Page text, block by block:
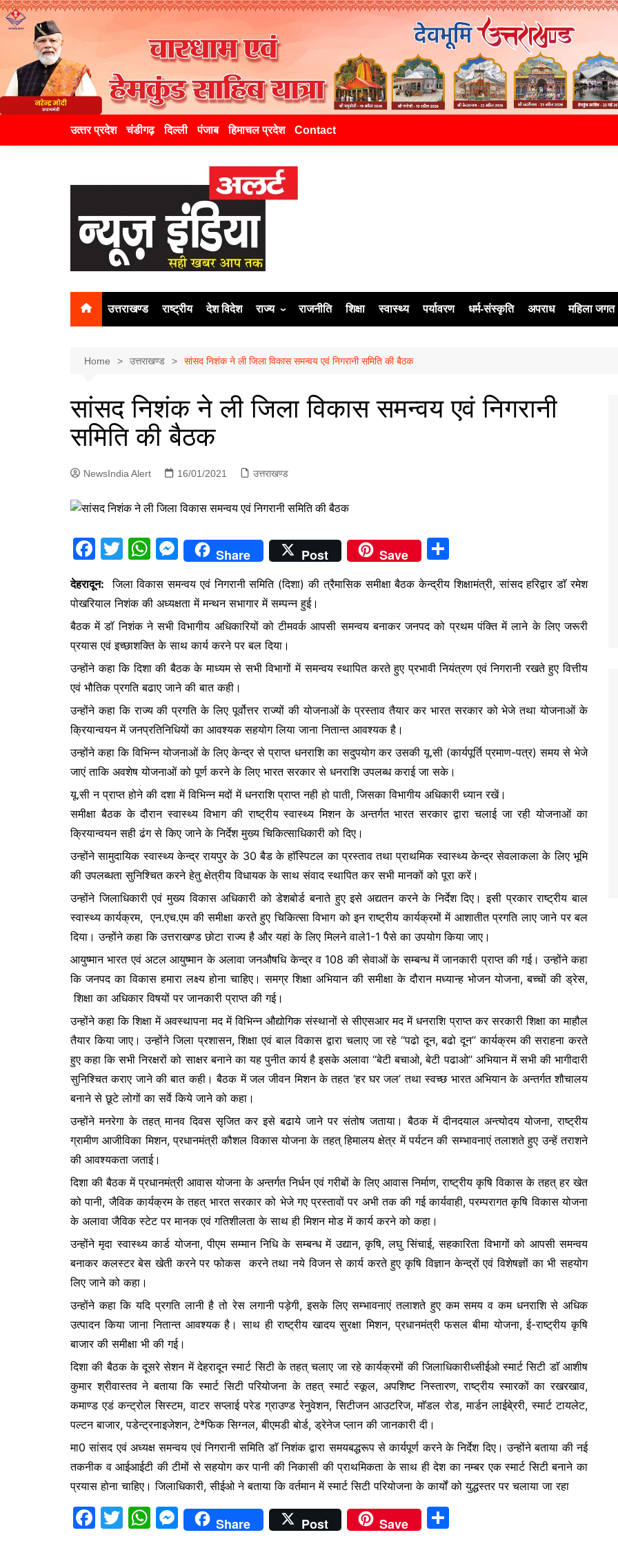
उत्‍तर प्रदेश चंडीगढ़ दिल्ली पंजाब हिमाचल प्रदेश Contact
उत्तराखण्ड राष्ट्रीय देश विदेश राज्य
दिल्ली
पंजाब
राजनीति शिक्षा स्वास्थ्य पर्यावरण धर्म-संस्कृति अपराध महिला जगत
Home उत्तराखण्ड सांसद निशंक ने ली जिला विकास समन्वय एवं निगरानी समिति की बैठक
सांसद निशंक ने ली जिला विकास समन्वय एवं निगरानी
समिति की बैठक
NewsIndia Alert 16/01/2021 उत्तराखण्ड
F
c
e
b
o
o
k
T
itt
er
W
at
s
A
p
p
M
e
s
s
e
n
g
er
Share Post Save
ar
देहरादून: जिला विकास समन्वय एवं निगरानी समिति (दिशा) की त्रैमासिक समीक्षा बैठक केन्द्रीय शिक्षामंत्री, सांसद हरिद्वार डाॅ रमेश
पोखरियाल निशंक की अध्यक्षता में मन्थन सभागार में सम्पन्न हुई।
बैठक में डाॅ निशंक ने सभी विभागीय अधिकारियों को टीमवर्क आपसी समन्वय बनाकर जनपद को प्रथम पंक्ति में लाने के लिए जरूरी
प्रयास एवं इच्छाशक्ति के साथ कार्य करने पर बल दिया।
उन्होंने कहा कि दिशा की बैठक के माध्यम से सभी विभागों में समन्वय स्थापित करते हुए प्रभावी नियंत्रण एवं निगरानी रखते हुए वित्तीय
एवं भौतिक प्रगति बढाए जाने की बात कही।
उन्होंने कहा कि राज्य की प्रगति के लिए पूर्वोत्तर राज्यों की योजनाओं के प्रस्ताव तैयार कर भारत सरकार को भेजे तथा योजनाओं के
क्रियान्वयन में जनप्रतिनिधियों का आवश्यक सहयोग लिया जाना नितान्त आवश्यक है।
उन्होंने कहा कि विभिन्न योजनाओं के लिए केन्द्र से प्राप्त धनराशि का सदुपयोग कर उसकी यू.सी (कार्यपूर्ति प्रमाण-पत्र) समय से भेजे
जाएं ताकि अवशेष योजनाओं को पूर्ण करने के लिए भारत सरकार से धनराशि उपलब्ध कराई जा सके।
यू.सी न प्राप्त होने की दशा में विभिन्न मदों में धनराशि प्राप्त नही हो पाती, जिसका विभागीय अधिकारी ध्यान रखें।
समीक्षा बैठक के दौरान स्वास्थ्य विभाग की राष्ट्रीय स्वास्थ्य मिशन के अन्तर्गत भारत सरकार द्वारा चलाई जा रही योजनाओं का
क्रियान्वयन सही ढंग से किए जाने के निर्देश मुख्य चिकित्साधिकारी को दिए।
उन्होंने सामुदायिक स्वास्थ्य केन्द्र रायपुर के 30 बैड के हाॅस्पिटल का प्रस्ताव तथा प्राथमिक स्वास्थ्य केन्द्र सेवलाकला के लिए भूमि
की उपलब्धता सुनिश्चित करने हेतु क्षेत्रीय विधायक के साथ संवाद स्थापित कर सभी मानकों को पूरा करें।
उन्होंने जिलाधिकारी एवं मुख्य विकास अधिकारी को डेशबोर्ड बनाते हुए इसे अद्यतन करने के निर्देश दिए। इसी प्रकार राष्ट्रीय बाल
स्वास्थ्य कार्यक्रम, एन.एच.एम की समीक्षा करते हुए चिकित्सा विभाग को इन राष्ट्रीय कार्यक्रमों में आशातीत प्रगति लाए जाने पर बल
दिया। उन्होंने कहा कि उत्तराखण्ड छोटा राज्य है और यहां के लिए मिलने वाले1-1 पैसे का उपयोग किया जाए।
आयुष्मान भारत एवं अटल आयुष्मान के अलावा जनऔषधि केन्द्र व 108 की सेवाओं के सम्बन्ध में जानकारी प्राप्त की गई। उन्होंने कहा
कि जनपद का विकास हमारा लक्ष्य होना चाहिए। समग्र शिक्षा अभियान की समीक्षा के दौरान मध्यान्ह भोजन योजना, बच्चों की ड्रेस,
शिक्षा का अधिकार विषयों पर जानकारी प्राप्त की गई।
उन्होंने कहा कि शिक्षा में अवस्थापना मद में विभिन्न औद्योगिक संस्थानों से सीएसआर मद में धनराशि प्राप्त कर सरकारी शिक्षा का माहौल
तैयार किया जाए। उन्होंने जिला प्रशासन, शिक्षा एवं बाल विकास द्वारा चलाए जा रहे ‘‘पढो दून, बढो दून’’ कार्यक्रम की सराहना करते
हुए कहा कि सभी निरक्षरों को साक्षर बनाने का यह पुनीत कार्य है इसके अलावा ‘‘बेटी बचाओ, बेटी पढाओ’’ अभियान में सभी की भागीदारी
सुनिश्चित कराए जाने की बात कही। बैठक में जल जीवन मिशन के तहत ‘हर घर जल’ तथा स्वच्छ भारत अभियान के अन्तर्गत शौचालय
बनाने से छूटे लोगों का सर्वे किये जाने को कहा।
उन्होंने मनरेगा के तहत् मानव दिवस सृजित कर इसे बढाये जाने पर संतोष जताया। बैठक में दीनदयाल अन्त्योदय योजना, राष्ट्रीय
ग्रामीण आजीविका मिशन, प्रधानमंत्री कौशल विकास योजना के तहत् हिमालय क्षेत्र में पर्यटन की सम्भावनाएं तलाशते हुए उन्हें तराशने
की आवश्यकता जताई।
दिशा की बैठक में प्रधानमंत्री आवास योजना के अन्तर्गत निर्धन एवं गरीबों के लिए आवास निर्माण, राष्ट्रीय कृषि विकास के तहत् हर खेत
को पानी, जैविक कार्यक्रम के तहत् भारत सरकार को भेजे गए प्रस्तावों पर अभी तक की गई कार्यवाही, परम्परागत कृषि विकास योजना
के अलावा जैविक स्टेट पर मानक एवं गतिशीलता के साथ ही मिशन मोड में कार्य करने को कहा।
उन्होंने मृदा स्वास्थ्य कार्ड योजना, पीएम सम्मान निधि के सम्बन्ध में उद्यान, कृषि, लघु सिंचाई, सहकारिता विभागों को आपसी समन्वय
बनाकर कलस्टर बेस खेती करने पर फोकस करने तथा नये विजन से कार्य करते हुए कृषि विज्ञान केन्द्रों एवं विशेषज्ञों का भी सहयोग
लिए जाने को कहा।
उन्होंने कहा कि यदि प्रगति लानी है तो रेस लगानी पड़ेगी, इसके लिए सम्भावनाएं तलाशते हुए कम समय व कम धनराशि से अधिक
उत्पादन किया जाना नितान्त आवश्यक है। साथ ही राष्ट्रीय खादय सुरक्षा मिशन, प्रधानमंत्री फसल बीमा योजना, ई-राष्ट्रीय कृषि
बाजार की समीक्षा भी की गई।
दिशा की बैठक के दूसरे सेशन में देहरादून स्मार्ट सिटी के तहत् चलाए जा रहे कार्यक्रमों की जिलाधिकारीध्सीईओ स्मार्ट सिटी डाॅ आशीष
कुमार श्रीवास्तव ने बताया कि स्मार्ट सिटी परियोजना के तहत् स्मार्ट स्कूल, अपशिष्ट निस्तारण, राष्ट्रीय स्मारकों का रखरखाव,
कमाण्ड एडं कन्ट्रोल सिस्टम, वाटर सप्लाई परेड ग्राउण्ड रेनुवेशन, सिटीजन आउटरिज, माॅडल रोड, मार्डन लाईबे्ररी, स्मार्ट टायलेट,
पल्टन बाजार, पडेन्ट्रनाइजेशन, टेªफिक सिग्नल, बीएमडी बोर्ड, ड्रेनेज प्लान की जानकारी दी।
मा0 सांसद एवं अध्यक्ष समन्वय एवं निगरानी समिति डाॅ निशंक द्वारा समयबद्धरूप से कार्यपूर्ण करने के निर्देश दिए। उन्होंने बताया की नई
तकनीक व आईआईटी की टीमों से सहयोग कर पानी की निकासी की प्राथमिकता के साथ ही देश का नम्बर एक स्मार्ट सिटी बनाने का
प्रयास होना चाहिए। जिलाधिकारी, सीईओ ने बताया कि वर्तमान में स्मार्ट सिटी परियोजना के कार्यों को युद्धस्तर पर चलाया जा रहा
F
T
W M
e
Share Post Save